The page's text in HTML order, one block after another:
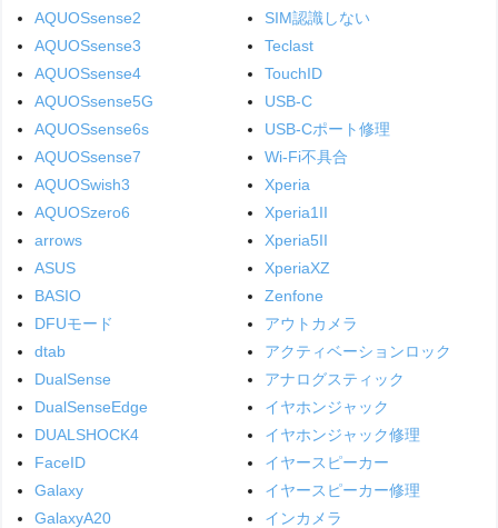
AQUOSsense2
AQUOSsense3
AQUOSsense4
AQUOSsense5G
AQUOSsense6s
AQUOSsense7
AQUOSwish3
AQUOSzero6
arrows
ASUS
BASIO
DFUモード
dtab
DualSense
DualSenseEdge
DUALSHOCK4
FaceID
Galaxy
GalaxyA20
SIM認識しない
Teclast
TouchID
USB-C
USB-Cポート修理
Wi-Fi不具合
Xperia
Xperia1II
Xperia5II
XperiaXZ
Zenfone
アウトカメラ
アクティベーションロック
アナログスティック
イヤホンジャック
イヤホンジャック修理
イヤースピーカー
イヤースピーカー修理
インカメラ